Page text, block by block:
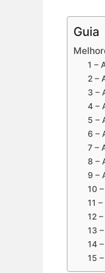
Guia
1 –
2 –
3 –
4 –
5 –
6 –
7 –
8 –
9 –
10
11
12
13
14
15